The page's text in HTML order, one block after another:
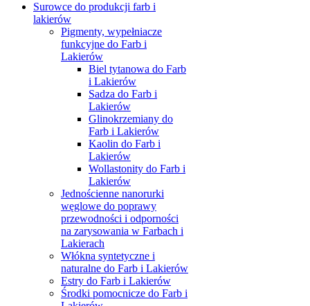
Surowce do produkcji farb i
lakierów
Pigmenty, wypełniacze
funkcyjne do Farb i
Lakierów
Biel tytanowa do Farb
i Lakierów
Sadza do Farb i
Lakierów
Glinokrzemiany do
Farb i Lakierów
Kaolin do Farb i
Lakierów
Wollastonity do Farb i
Lakierów
Jednościenne nanorurki
węglowe do poprawy
przewodności i odporności
na zarysowania w Farbach i
Lakierach
Włókna syntetyczne i
naturalne do Farb i Lakierów
Estry do Farb i Lakierów
Środki pomocnicze do Farb i